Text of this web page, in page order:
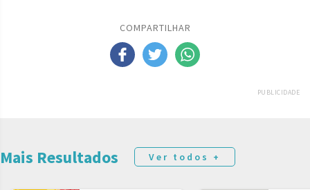
COMPARTILHAR
PUBLICIDADE
Mais Resultados Ver todos +